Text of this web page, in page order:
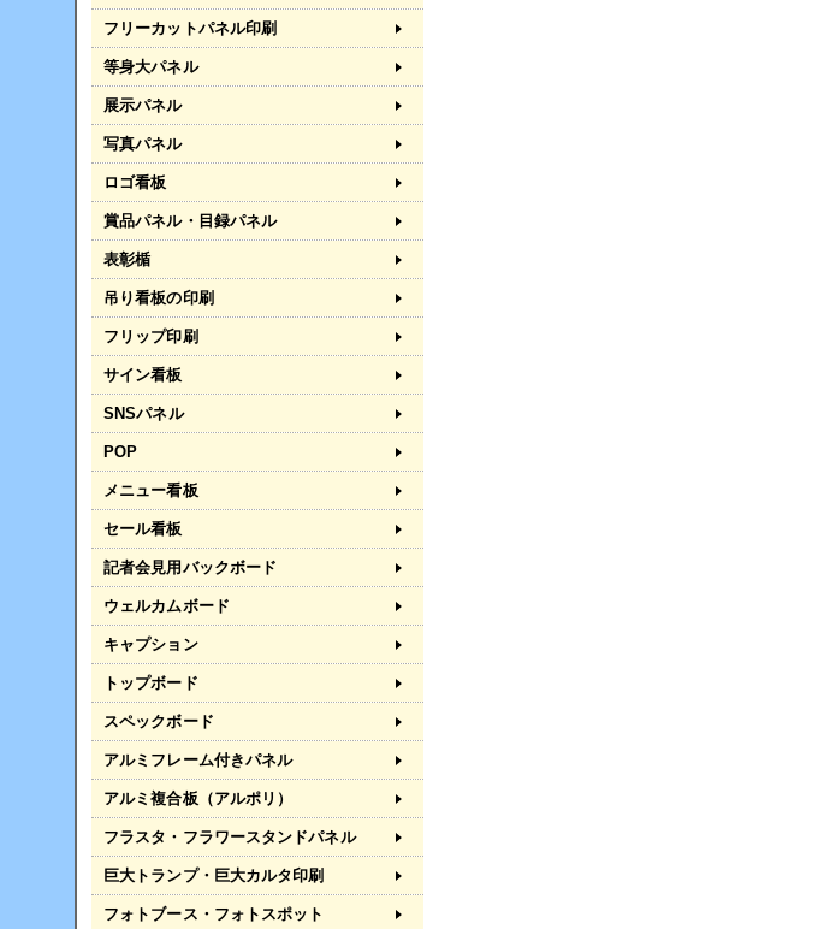
フリーカットパネル印刷
等身大パネル
展示パネル
写真パネル
ロゴ看板
賞品パネル・目録パネル
表彰楯
吊り看板の印刷
フリップ印刷
サイン看板
SNSパネル
POP
メニュー看板
セール看板
記者会見用バックボード
ウェルカムボード
キャプション
トップボード
スペックボード
アルミフレーム付きパネル
アルミ複合板（アルポリ）
フラスタ・フラワースタンドパネル
巨大トランプ・巨大カルタ印刷
フォトブース・フォトスポット